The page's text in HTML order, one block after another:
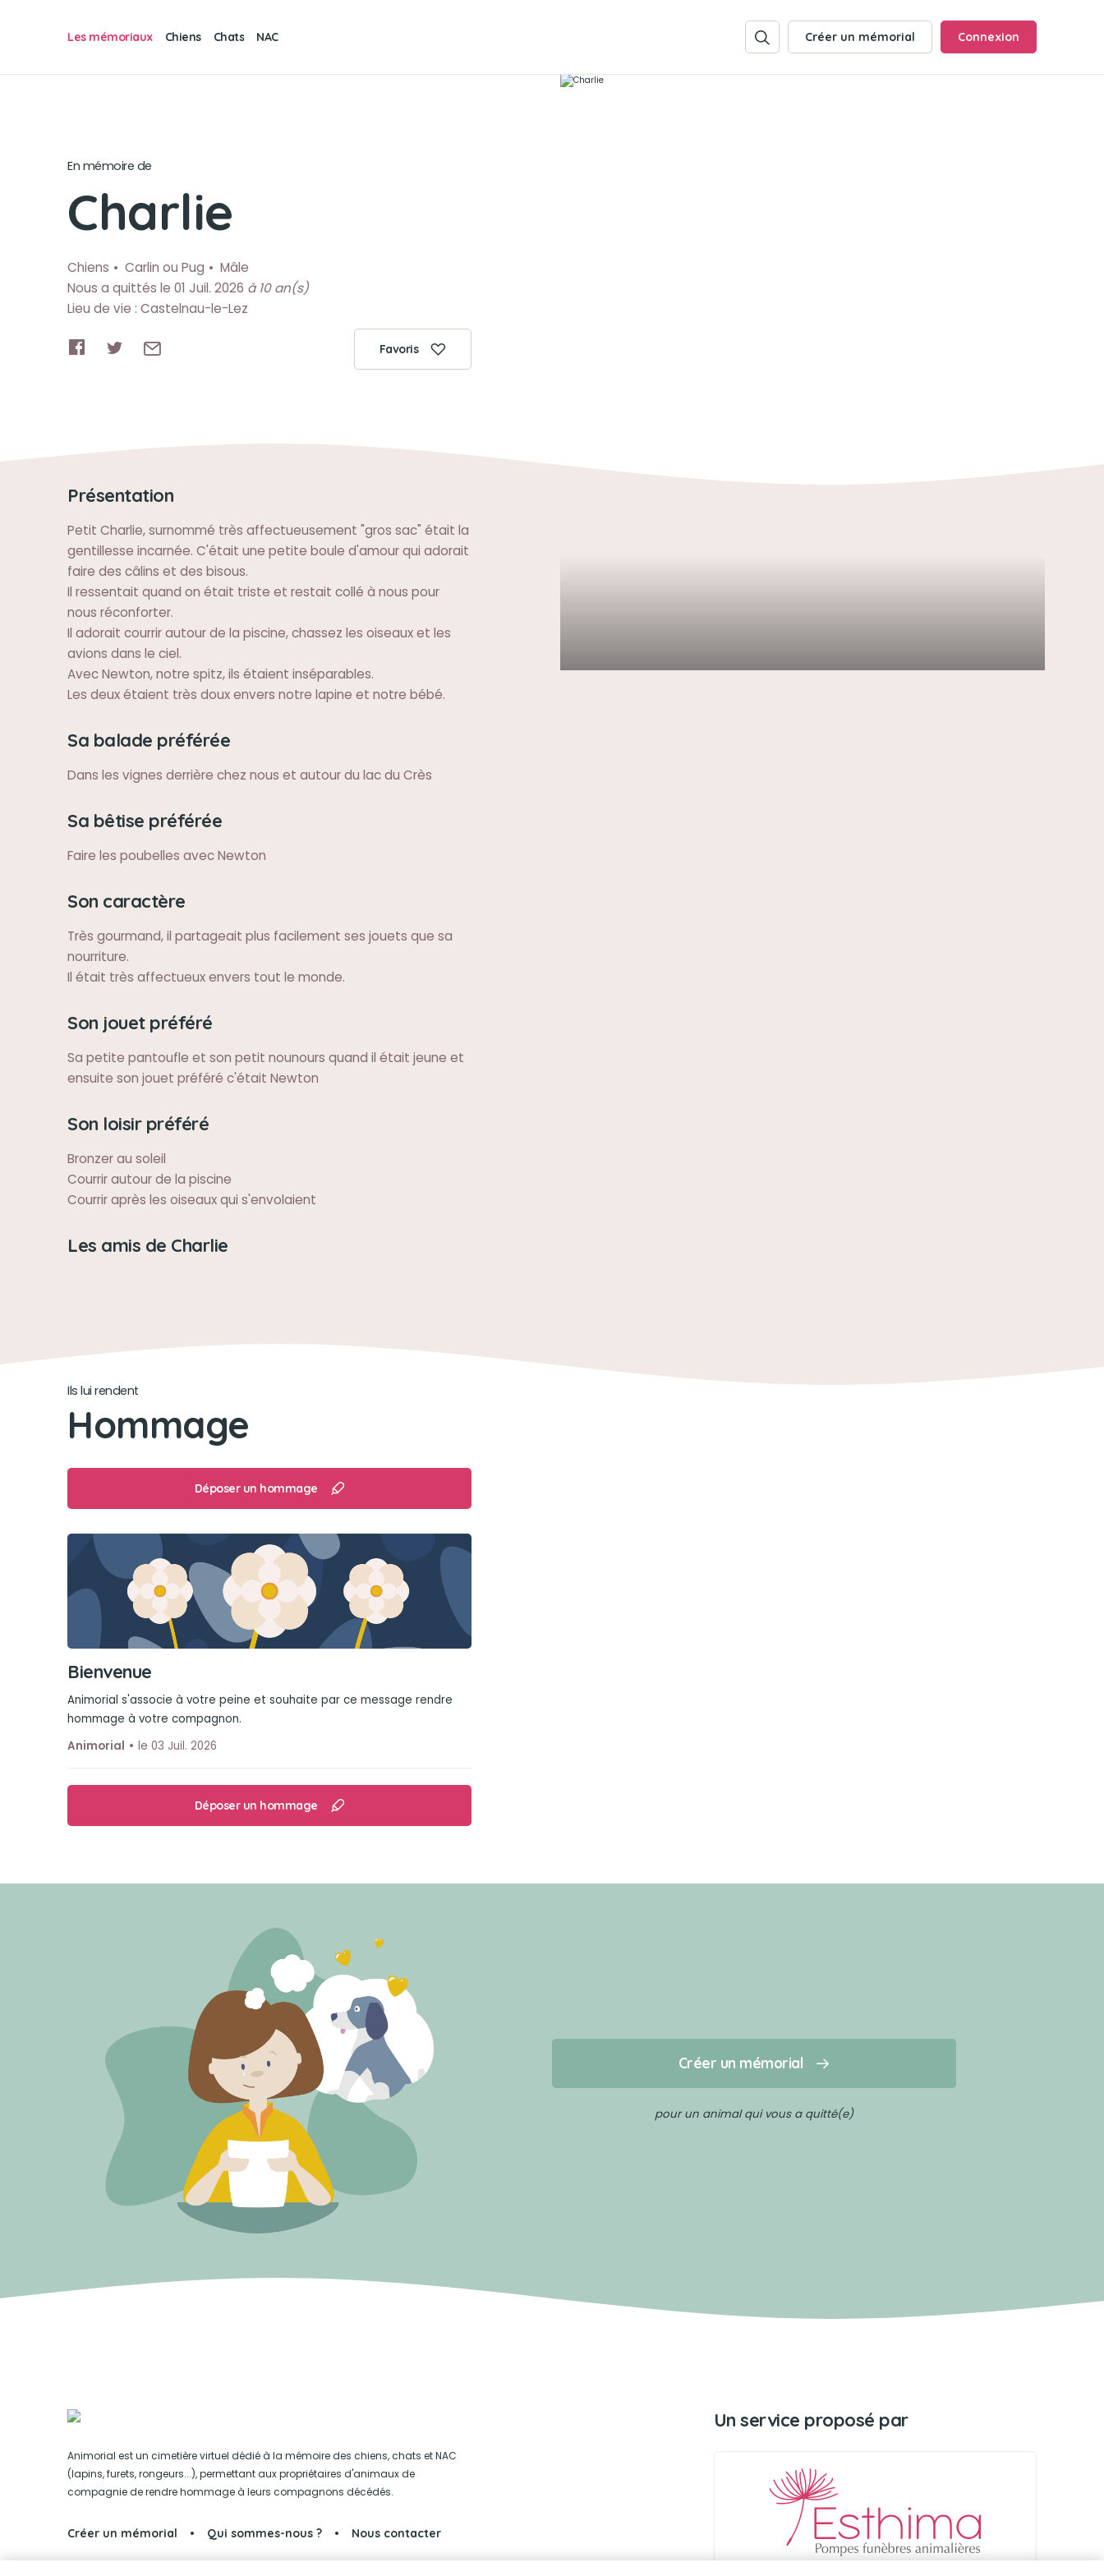
Les mémoriaux Chiens Chats NAC Créer un mémorial Connexion
En mémoire de
Charlie
Chiens Carlin ou Pug
Mâle
Nous a quittés le 01 Juil. 2026 à 10 an(s)
Lieu de vie : Castelnau-le-Lez
Favoris
Présentation
Petit Charlie, surnommé très affectueusement "gros sac" était la
gentillesse incarnée. C'était une petite boule d'amour qui adorait
faire des câlins et des bisous.
Il ressentait quand on était triste et restait collé à nous pour
nous réconforter.
Il adorait courrir autour de la piscine, chassez les oiseaux et les
avions dans le ciel.
Avec Newton, notre spitz, ils étaient inséparables.
Les deux étaient très doux envers notre lapine et notre bébé.
Sa balade préférée
Dans les vignes derrière chez nous et autour du lac du Crès
Sa bêtise préférée
Faire les poubelles avec Newton
Son caractère
Très gourmand, il partageait plus facilement ses jouets que sa
nourriture.
Il était très affectueux envers tout le monde.
Son jouet préféré
Sa petite pantoufle et son petit nounours quand il était jeune et
ensuite son jouet préféré c'était Newton
Son loisir préféré
Bronzer au soleil
Courrir autour de la piscine
Courrir après les oiseaux qui s'envolaient
Les amis de Charlie
Ils lui rendent
Hommage
Déposer un hommage
Bienvenue
Animorial s'associe à votre peine et souhaite par ce message rendre
hommage à votre compagnon.
Animorial
le 03 Juil. 2026
Déposer un hommage
Créer un mémorial
pour un animal qui vous a quitté(e)
Animorial est un cimetière virtuel dédié à la mémoire des chiens, chats et NAC
(lapins, furets, rongeurs...), permettant aux propriétaires d'animaux de
compagnie de rendre hommage à leurs compagnons décédés.
Créer un mémorial Qui sommes-nous ? Nous contacter
Un service proposé par